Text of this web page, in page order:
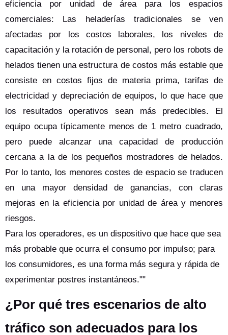
eficiencia por unidad de área para los espacios
comerciales: Las heladerías tradicionales se ven
afectadas por los costos laborales, los niveles de
capacitación y la rotación de personal, pero los robots de
helados tienen una estructura de costos más estable que
consiste en costos fijos de materia prima, tarifas de
electricidad y depreciación de equipos, lo que hace que
los resultados operativos sean más predecibles. El
equipo ocupa típicamente menos de 1 metro cuadrado,
pero puede alcanzar una capacidad de producción
cercana a la de los pequeños mostradores de helados.
Por lo tanto, los menores costes de espacio se traducen
en una mayor densidad de ganancias, con claras
mejoras en la eficiencia por unidad de área y menores
riesgos.
Para los operadores, es un dispositivo que hace que sea
más probable que ocurra el consumo por impulso; para
los consumidores, es una forma más segura y rápida de
experimentar postres instantáneos.""
¿Por qué tres escenarios de alto
tráfico son adecuados para los